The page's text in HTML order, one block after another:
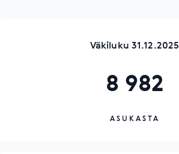
Väkiluku 31.12.2025
8 982
ASUKASTA